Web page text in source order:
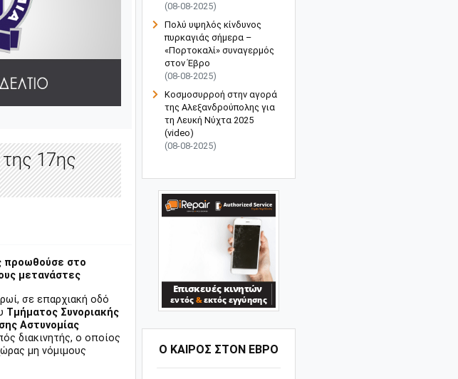
17ης
προωθούσε στο
μετανάστες
σε επαρχιακή οδό
Τμήματος Συνοριακής
Αστυνομίας
διακινητής, ο οποίος
μη νόμιμους
(08-08-2025)
Πολύ υψηλός κίνδυνος
πυρκαγιάς σήμερα –
«Πορτοκαλί» συναγερμός
στον Έβρο
(08-08-2025)
Κοσμοσυρροή στην αγορά
της Αλεξανδρούπολης για
τη Λευκή Νύχτα 2025
(video)
(08-08-2025)
Ο ΚΑΙΡΟΣ ΣΤΟΝ ΕΒΡΟ